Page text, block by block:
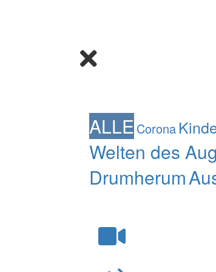
ALLE Corona
Welten des
Drumherum